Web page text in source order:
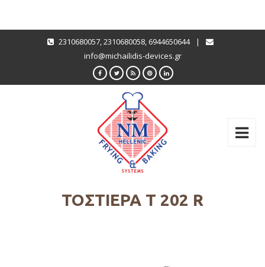
2310680057,2310680058, 6944650644
|
info@michailidis-devices.gr
ΤΟΣΤΙΈΡΑ Τ 202 R